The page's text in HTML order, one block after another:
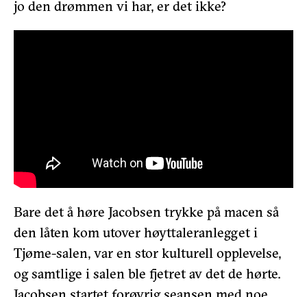
jo den drømmen vi har, er det ikke?
Bare det å høre Jacobsen trykke på macen så
den låten kom utover høyttaleranlegget i
Tjøme-salen, var en stor kulturell opplevelse,
og samtlige i salen ble fjetret av det de hørte.